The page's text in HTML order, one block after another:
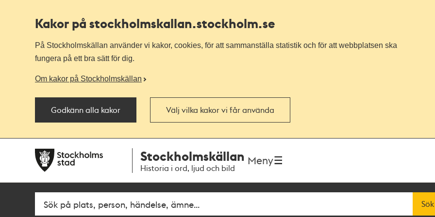
Kakor på stockholmskallan.stockholm.se
På Stockholmskällan använder vi kakor, cookies, för att sammanställa statistik och för att webbplatsen ska
fungera på ett bra sätt för dig.
Om kakor på Stockholmskällan
Godkänn alla kakor Välj vilka kakor vi får använda
navigationen
huvudinnehållet
Stockholmskällan
Historia i ord, ljud och bild
Meny
Fritextsök Sök